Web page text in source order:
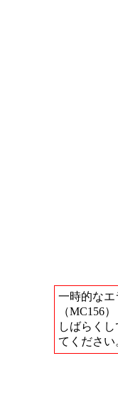
一時的なエ
（MC156）
しばらく
てください